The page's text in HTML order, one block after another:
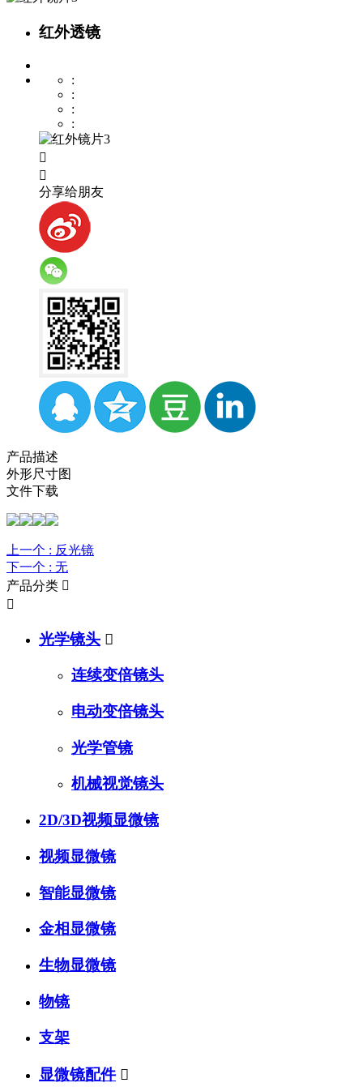
红外透镜
:
:
:
:


分享给朋友
产品描述
外形尺寸图
文件下载
上一个 : 反光镜
下一个 : 无
产品分类 

光学镜头 
连续变倍镜头
电动变倍镜头
光学管镜
机械视觉镜头
2D/3D视频显微镜
视频显微镜
智能显微镜
金相显微镜
生物显微镜
物镜
支架
显微镜配件 